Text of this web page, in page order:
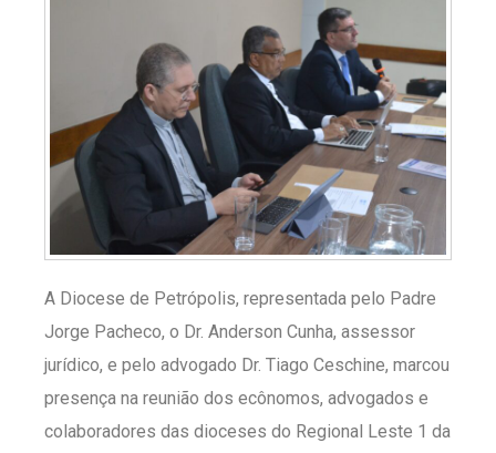
A Diocese de Petrópolis, representada pelo Padre
Jorge Pacheco, o Dr. Anderson Cunha, assessor
jurídico, e pelo advogado Dr. Tiago Ceschine, marcou
presença na reunião dos ecônomos, advogados e
colaboradores das dioceses do Regional Leste 1 da